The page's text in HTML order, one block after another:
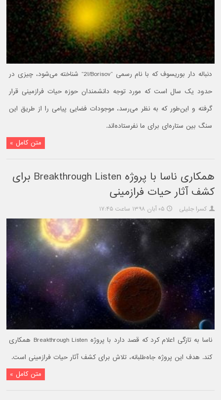
دنباله دار بوریسوف که با نام رسمی “2I/Borisov” شناخته می‌شود، چیزی در
حدود یک سال است که مورد توجه دانشمندان حوزه حیات فرازمینی قرار
گرفته و این‌طور که به نظر می‌رسد، موجودات فضایی پیامی را از طریق این
سنگ بین ستاره‌ای برای ما نفرستاده‌اند.
متن کامل »
همکاری ناسا با پروژه Breakthrough Listen برای
کشف آثار حیات فرازمینی
کسرا جلیلی ۰۵ آبان ۱۳۹۸ ساعت ۱۷:۴۵
ناسا به تازگی اعلام کرد که قصد دارد با پروژه Breakthrough Listen همکاری
کند. هدف این پروژه جاه‌طلبانه، تلاش برای کشف آثار حیات فرازمینی است.
متن کامل »